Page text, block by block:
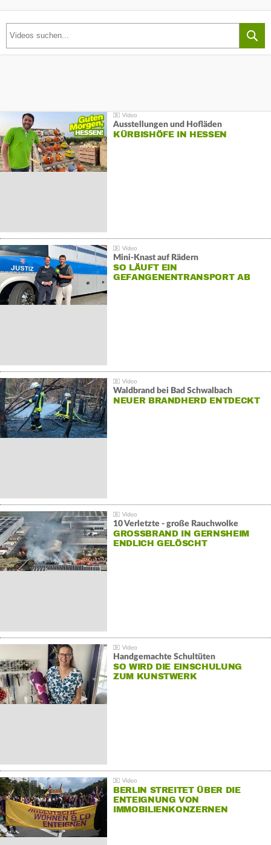
Ausstellungen und Hofläden
KÜRBISHÖFE IN HESSEN
Mini-Knast auf Rädern
SO LÄUFT EIN
GEFANGENENTRANSPORT AB
Waldbrand bei Bad Schwalbach
NEUER BRANDHERD ENTDECKT
10 Verletzte - große Rauchwolke
GROSSBRAND IN GERNSHEIM E
NDLICH GELÖSCHT
Handgemachte Schultüten
SO WIRD DIE EINSCHULUNG
ZUM KUNSTWERK
BERLIN STREITET ÜBER DIE
ENTEIGNUNG VON
IMMOBILIENKONZERNEN